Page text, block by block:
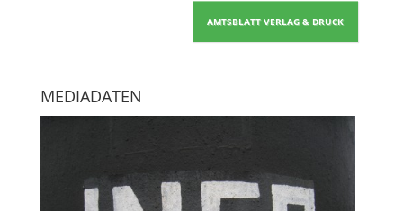
AMTSBLATT VERLAG & DRUCK
MEDIADATEN